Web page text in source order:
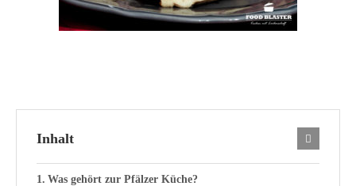
Inhalt
Was gehört zur Pfälzer Küche?